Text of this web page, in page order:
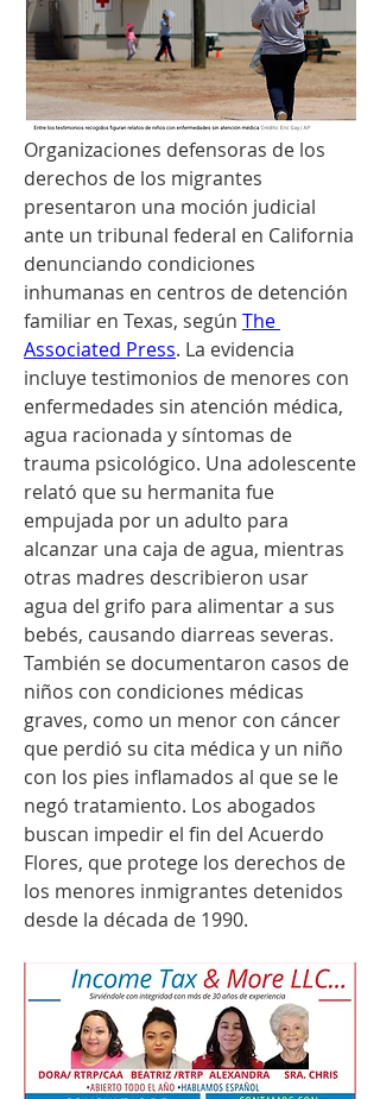
Organizaciones defensoras de los
derechos de los migrantes
presentaron una moción judicial
ante un tribunal federal en California
denunciando condiciones
inhumanas en centros de detención
familiar en Texas, según The
Associated Press. La evidencia
incluye testimonios de menores con
enfermedades sin atención médica,
agua racionada y síntomas de
trauma psicológico. Una adolescente
relató que su hermanita fue
empujada por un adulto para
alcanzar una caja de agua, mientras
otras madres describieron usar
agua del grifo para alimentar a sus
bebés, causando diarreas severas.
También se documentaron casos de
niños con condiciones médicas
graves, como un menor con cáncer
que perdió su cita médica y un niño
con los pies inflamados al que se le
negó tratamiento. Los abogados
buscan impedir el fin del Acuerdo
Flores, que protege los derechos de
los menores inmigrantes detenidos
desde la década de 1990.